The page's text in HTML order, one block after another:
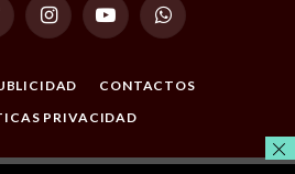
InstagramYouTubeWhatsApp
CONTACTOS
PRIVACIDAD